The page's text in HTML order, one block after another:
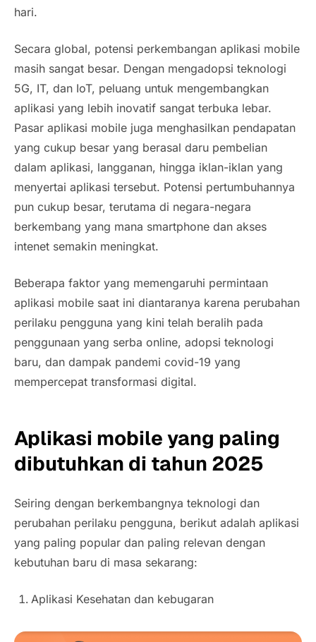
hari.
Secara global, potensi perkembangan aplikasi mobile
masih sangat besar. Dengan mengadopsi teknologi
5G, IT, dan IoT, peluang untuk mengembangkan
aplikasi yang lebih inovatif sangat terbuka lebar.
Pasar aplikasi mobile juga menghasilkan pendapatan
yang cukup besar yang berasal daru pembelian
dalam aplikasi, langganan, hingga iklan-iklan yang
menyertai aplikasi tersebut. Potensi pertumbuhannya
pun cukup besar, terutama di negara-negara
berkembang yang mana smartphone dan akses
intenet semakin meningkat.
Beberapa faktor yang memengaruhi permintaan
aplikasi mobile saat ini diantaranya karena perubahan
perilaku pengguna yang kini telah beralih pada
penggunaan yang serba online, adopsi teknologi
baru, dan dampak pandemi covid-19 yang
mempercepat transformasi digital.
Aplikasi mobile yang paling
dibutuhkan di tahun 2025
Seiring dengan berkembangnya teknologi dan
perubahan perilaku pengguna, berikut adalah aplikasi
yang paling popular dan paling relevan dengan
kebutuhan baru di masa sekarang:
Aplikasi Kesehatan dan kebugaran